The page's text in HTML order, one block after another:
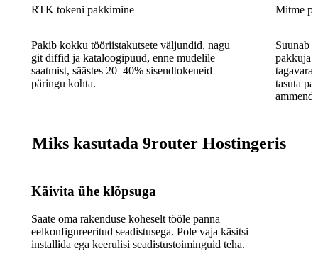
RTK tokeni pakkimine
Pakib kokku tööriistakutsete väljundid, nagu
git diffid ja kataloogipuud, enne mudelile
saatmist, säästes 20–40% sisendtokeneid
päringu kohta.
Mitme
Suunab
pakkuja
tasuta
Miks kasutada 9router Hostingeris
Käivita ühe klõpsuga
Saate oma rakenduse koheselt tööle panna
eelkonfigureeritud seadistusega. Pole vaja käsitsi
installida ega keerulisi seadistustoiminguid teha.